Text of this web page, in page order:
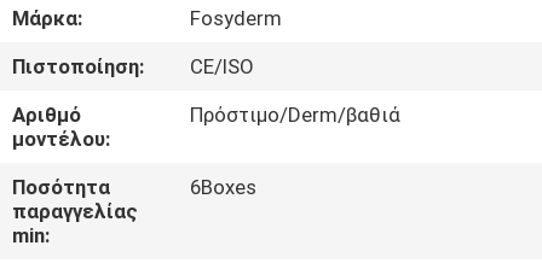
ΕΠΙΣΚΈΨΕΙΣ
ΣΤΟ
ΕΡΓΟΣΤΆΣΙΟ
ΈΛΕΓΧΟΣ
ΠΟΙΌΤΗΤΑΣ
Μάρκα:
Fosyderm
Πιστοποίηση:
CE/ISO
Αριθμό
μοντέλου:
Πρόστιμο/Derm/βαθιά
Ποσότητα
παραγγελίας
min:
6Boxes